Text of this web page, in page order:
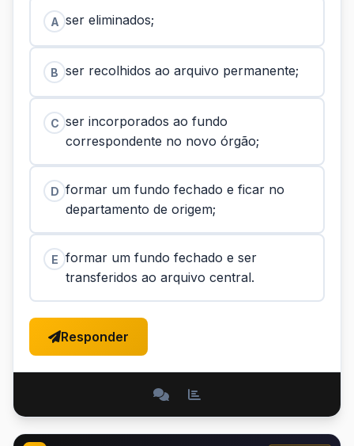
A ser eliminados;
B ser recolhidos ao arquivo permanente;
C ser incorporados ao fundo
correspondente no novo órgão;
D formar um fundo fechado e ficar no
departamento de origem;
E formar um fundo fechado e ser
transferidos ao arquivo central.
Responder